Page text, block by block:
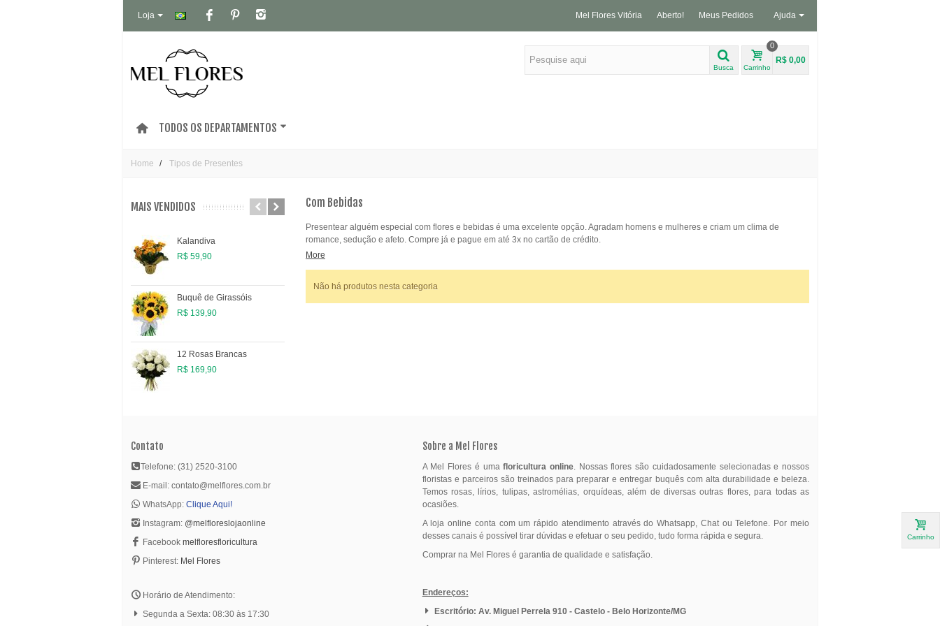
Ajuda
Loja Meus Pedidos
Mel Flores Vitória Aberto!
Busca Carrinho
0
R$ 0,00
TODOS OS DEPARTAMENTOS
Home Tipos de Presentes
MAIS VENDIDOS
Kalandiva
R$ 59,90
Buquê de Girassóis
R$ 139,90
12 Rosas Brancas
R$ 169,90
Mini Arranjo de Flores do
R$ 94,90
12 Rosas Amarelas
Com Bebidas
Presentear alguém especial com flores e bebidas é uma excelente opção. Agradam homens e mulheres e criam um clima de
romance, sedução e afeto. Compre já e pague em até 3x no cartão de crédito.
More
Não há produtos nesta categoria
Contato
Telefone: (31) 2520-3100
E-mail: contato@melflores.com.br
WhatsApp: Clique Aqui!
Instagram: @melfloreslojaonline
Facebook melfloresfloricultura
Pinterest: Mel Flores
Horário de Atendimento:
Segunda a Sexta: 08:30 às 17:30
Sobre a Mel Flores
A Mel Flores é umafloricultura online. Nossas flores são cuidadosamente selecionadas e nossos
floristas e parceiros são treinados para preparar e entregar buquês com alta durabilidade e beleza.
Temos rosas, lírios, tulipas, astromélias, orquídeas, além de diversas outras flores, para todas as
ocasiões.
A loja online conta com um rápido atendimento através do Whatsapp, Chat ou Telefone. Por meio
desses canais é possível tirar dúvidas e efetuar o seu pedido, tudo forma rápida e segura.
Comprar na Mel Flores é garantia de qualidade e satisfação.
Endereços:
Escritório: Av. Miguel Perrela 910 - Castelo - Belo Horizonte/MG
Carrinho